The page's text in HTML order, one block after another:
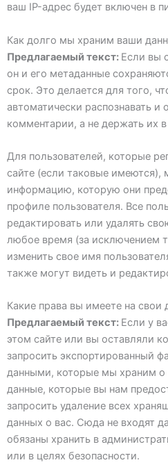
ваш IP-адрес будет включен в
Как долго мы храним ваши
Предлагаемый текст: Если вы
он и его метаданные
срок. Это делается для того,
автоматически распознавать
комментарии, а не держать их
Для пользователей, которые
сайте (если таковые
информацию, которую они
профиле пользователя. Все
редактировать или удалять
любое время (за исключением
изменить свое имя
также могут видеть и
Какие права вы имеете на свои
Предлагаемый текст: Если у
этом сайте или вы оставляли
запросить экспортированный
данными, которые мы храним
данные, которые вы нам
запросить удаление всех
данных о вас. Сюда не входят
обязаны хранить в
или в целях безопасности.